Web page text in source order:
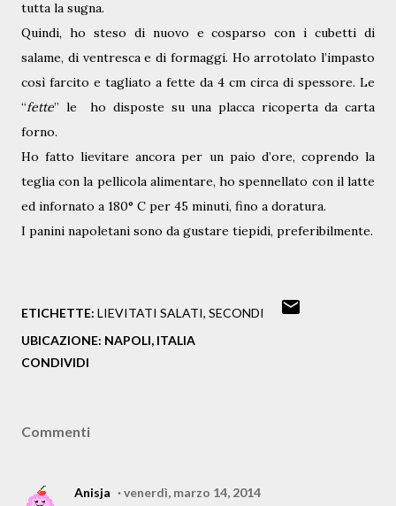
tutta la sugna.
Quindi, ho steso di nuovo e cosparso con i cubetti di
salame, di ventresca e di formaggi. Ho arrotolato l’impasto
così farcito e tagliato a fette da 4 cm circa di spessore. Le
“fette” le
ho disposte su una placca ricoperta da carta
forno.
Ho fatto lievitare ancora per un paio d’ore, coprendo la
teglia con la pellicola alimentare, ho spennellato con il latte
ed infornato a 180° C per 45 minuti, fino a doratura.
I panini napoletani sono da gustare tiepidi, preferibilmente.
ETICHETTE: LIEVITATI SALATI SECONDI
UBICAZIONE: NAPOLI, ITALIA
CONDIVIDI
Commenti
Anisja venerdì, marzo 14, 2014